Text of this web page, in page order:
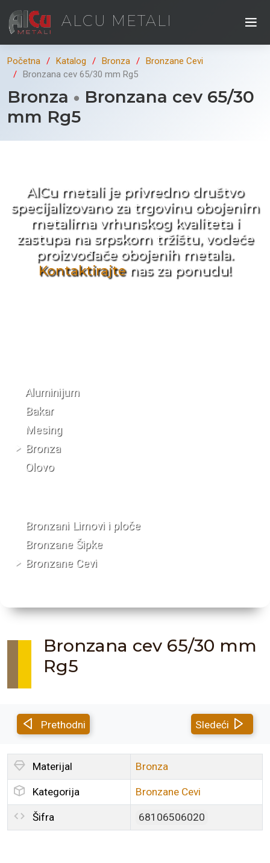
ALCU METALI
Početna Katalog Bronza
Bronzane Cevi
Bronzana cev 65/30 mm Rg5
Bronza
Bronzana cev 65/30
mm Rg5
AlCu metali je privredno društvo
specijalizovano za trgovinu obojenim
metalima vrhunskog kvaliteta i
zastupa na srpskom tržištu, vodeće
proizvođače obojenih metala.
Kontaktirajtenas za ponudu!
Aluminijum
Bakar
Mesing
Bronza
Olovo
Bronzani Limovi i ploče
Bronzane Šipke
Bronzane Cevi
Bronzana cev 65/30 mm
Rg5
Prethodni Sledeći
Materijal Bronza
Kategorija Bronzane Cevi
Šifra 68106506020